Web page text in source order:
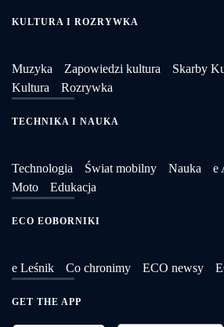
KULTURA I ROZRYWKA
Muzyka Zapowiedzi kultura Skarby
Kultura
Rozrywka
TECHNIKA I NAUKA
Technologia Świat mobilny Nauka e
Moto
Edukacja
ECO EOBORNIKI
e Leśnik Co chronimy ECO newsy
GET THE APP